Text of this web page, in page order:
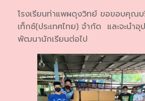
โรงเรียนท่าแพผดุงวิทย์ ขอขอบคุณ
เท็กซ์(ประเทศไทย) จำกัด และจะนำอุ
พัฒนานักเรียนต่อไป